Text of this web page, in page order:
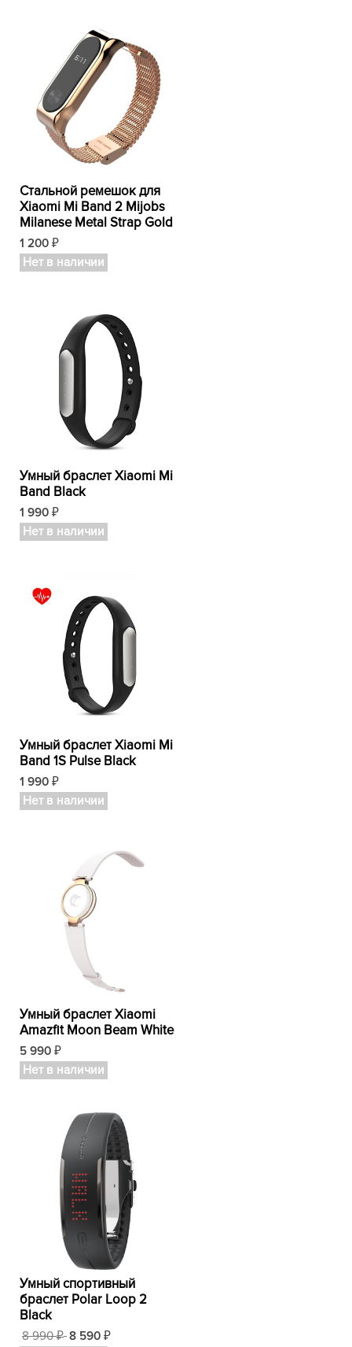
Стальной ремешок для
Xiaomi Mi Band 2 Mijobs
Milanese Metal Strap Gold
1 200 ₽
Нет в наличии
Умный браслет Xiaomi Mi
Band Black
1 990 ₽
Нет в наличии
Умный браслет Xiaomi Mi
Band 1S Pulse Black
1 990 ₽
Нет в наличии
Умный браслет Xiaomi
Amazfit Moon Beam White
5 990 ₽
Нет в наличии
Умный спортивный
браслет Polar Loop 2
Black
8 990₽ 8 590 ₽